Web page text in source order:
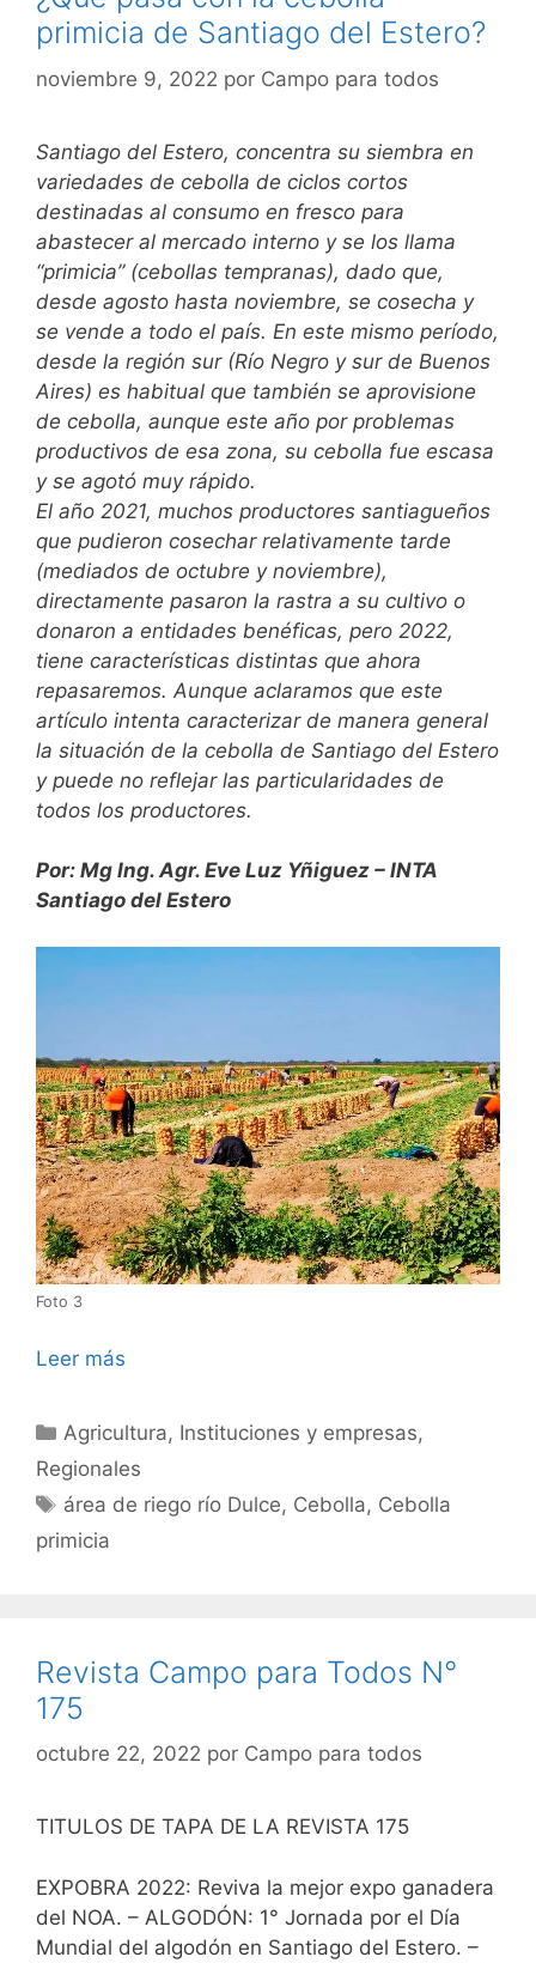
primicia de Santiago del Estero?
noviembre 9, 2022 por Campo para todos
Santiago del Estero, concentra su siembra en
variedades de cebolla de ciclos cortos
destinadas al consumo en fresco para
abastecer al mercado interno y se los llama
“primicia” (cebollas tempranas), dado que,
desde agosto hasta noviembre, se cosecha y
se vende a todo el país. En este mismo período,
desde la región sur (Río Negro y sur de Buenos
Aires) es habitual que también se aprovisione
de cebolla, aunque este año por problemas
productivos de esa zona, su cebolla fue escasa
y se agotó muy rápido.
El año 2021, muchos productores santiagueños
que pudieron cosechar relativamente tarde
(mediados de octubre y noviembre),
directamente pasaron la rastra a su cultivo o
donaron a entidades benéficas, pero 2022,
tiene características distintas que ahora
repasaremos. Aunque aclaramos que este
artículo intenta caracterizar de manera general
la situación de la cebolla de Santiago del Estero
y puede no reflejar las particularidades de
todos los productores.
Por: Mg Ing. Agr. Eve Luz Yñiguez – INTA
Santiago del Estero
Foto 3
Leer más
Categorías
Agricultura, Instituciones y empresas,
Regionales
Etiquetas
área de riego río Dulce, Cebolla, Cebolla
primicia
Revista Campo para Todos N°
175
octubre 22, 2022 por Campo para todos
TITULOS DE TAPA DE LA REVISTA 175
EXPOBRA 2022: Reviva la mejor expo ganadera
del NOA. – ALGODÓN: 1° Jornada por el Día
Mundial del algodón en Santiago del Estero. –